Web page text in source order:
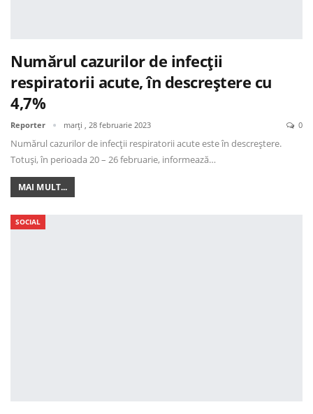
Numărul cazurilor de infecții
respiratorii acute, în descreștere cu
4,7%
Reporter marți , 28 februarie 2023 0
Numărul cazurilor de infecții respiratorii acute este în descreștere.
Totuși, în perioada 20 – 26 februarie, informează…
MAI MULT...
SOCIAL